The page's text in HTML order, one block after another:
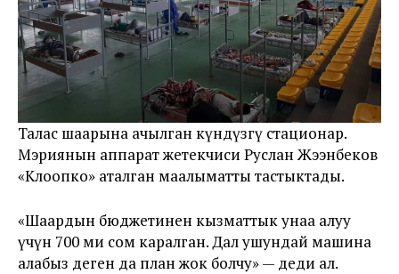
Талас шаарына ачылган күндүзгү стационар.
Мэриянын аппарат жетекчиси Руслан Жээнбеков
«Клоопко» аталган маалыматты тастыктады.
«Шаардын бюджетинен кызматтык унаа алуу
үчүн 700 миң сом каралган. Дал ушундай машина
алабыз деген да план жок болчу» — деди ал.